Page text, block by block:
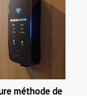
méthode de